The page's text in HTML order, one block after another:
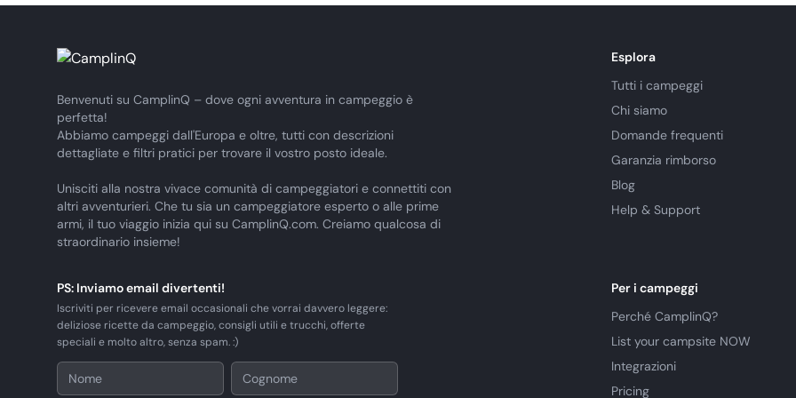
Benvenuti su CamplinQ – dove ogni avventura in campeggio è
perfetta!
Abbiamo campeggi dall'Europa e oltre, tutti con descrizioni
dettagliate e filtri pratici per trovare il vostro posto ideale.
Unisciti alla nostra vivace comunità di campeggiatori e connettiti con
altri avventurieri. Che tu sia un campeggiatore esperto o alle prime
armi, il tuo viaggio inizia qui su CamplinQ.com. Creiamo qualcosa di
straordinario insieme!
Esplora
Tutti i campeggi
Chi siamo
Domande frequenti
Garanzia rimborso
Blog
Help & Support
PS: Inviamo email divertenti!
Iscriviti per ricevere email occasionali che vorrai davvero leggere:
deliziose ricette da campeggio, consigli utili e trucchi, offerte
speciali e molto altro, senza spam. :)
Per i campeggi
Perché CamplinQ?
List your campsite NOW
Integrazioni
Pricing